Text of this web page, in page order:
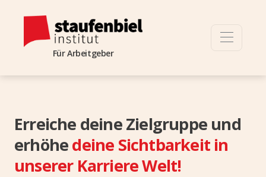
Für Arbeitgeber
Erreiche deine Zielgruppe und
erhöhedeine Sichtbarkeit in
unserer Karriere Welt!